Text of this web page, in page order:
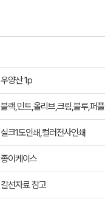
우양산 1p
블랙,민트,올리브,크림,블루,퍼플
실크1도인쇄,컬러전사인쇄
종이케이스
칼선자료 참고